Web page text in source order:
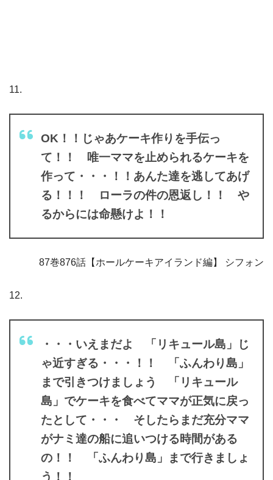
11.
OK！！じゃあケーキ作りを手伝っ
て！！ 唯一ママを止められるケーキを
作って・・・！！あんた達を逃してあげ
る！！！ ローラの件の恩返し！！ や
るからには命懸けよ！！
87巻876話【ホールケーキアイランド編】 シフォン
12.
・・・いえまだよ 「リキュール島」じ
ゃ近すぎる・・・！！ 「ふんわり島」
まで引きつけましょう 「リキュール
島」でケーキを食べてママが正気に戻っ
たとして・・・ そしたらまだ充分ママ
がナミ達の船に追いつける時間がある
の！！ 「ふんわり島」まで行きましょ
う！！